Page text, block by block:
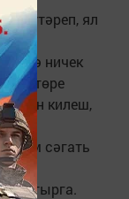
күтәреп, ял
ничек
төре
килеш,
һәм сәгать